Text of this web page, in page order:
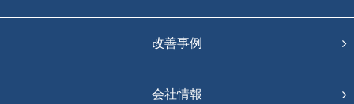
改善事例
会社情報